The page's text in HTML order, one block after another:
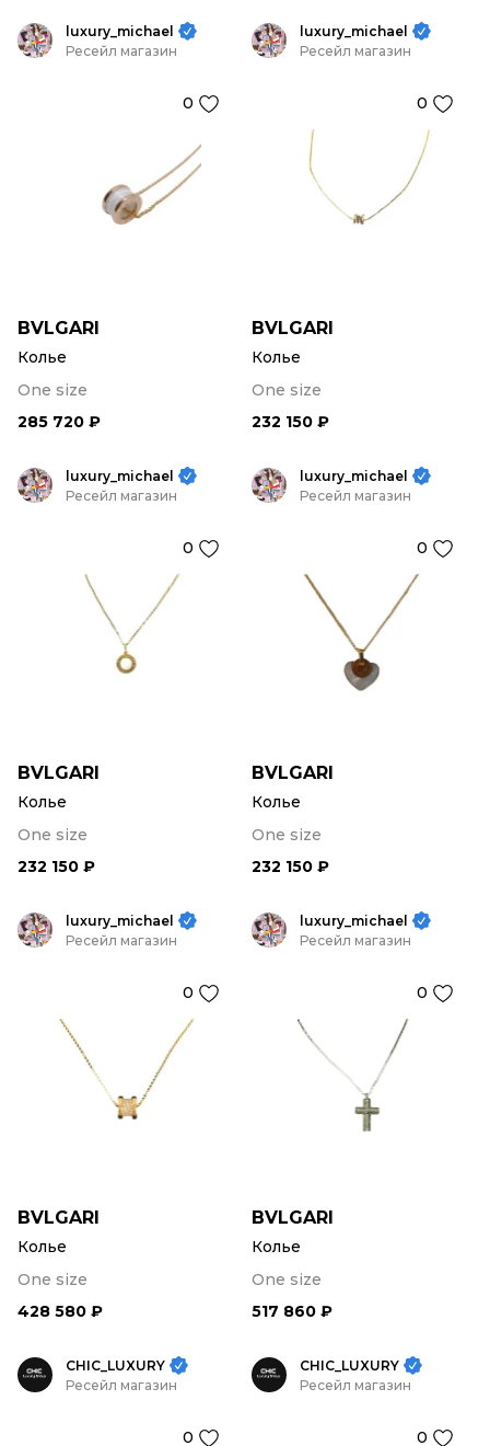
luxury_michael
Ресейл магазин
0
BVLGARI
Колье
One size
285 720 ₽
luxury_michael
Ресейл магазин
0
BVLGARI
Колье
One size
232 150 ₽
luxury_michael
Ресейл магазин
0
BVLGARI
Колье
One size
232 150 ₽
luxury_michael
Ресейл магазин
0
BVLGARI
Колье
One size
232 150 ₽
luxury_michael
Ресейл магазин
0
BVLGARI
Колье
One size
428 580 ₽
luxury_michael
Ресейл магазин
0
BVLGARI
Колье
One size
517 860 ₽
CHIC_LUXURY
Ресейл магазин
0
CHIC_LUXURY
Ресейл магазин
0